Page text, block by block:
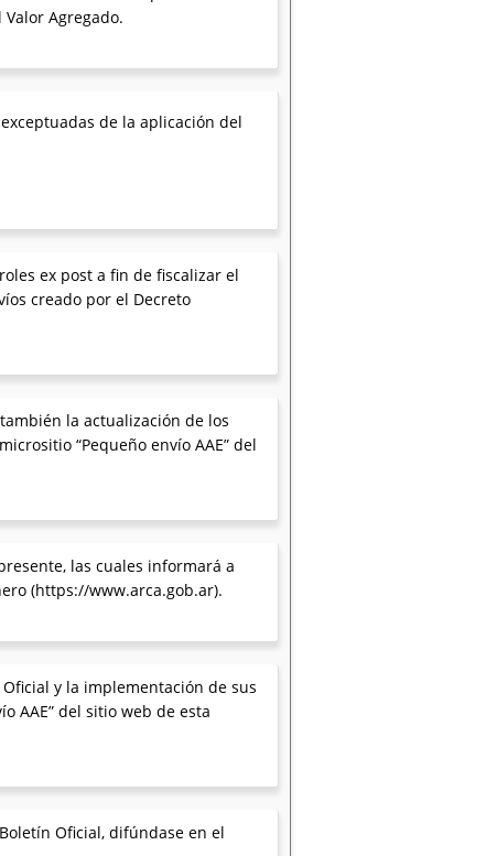
Agregado.
de la aplicación del
ex post a fin de fiscalizar el
creado por el Decreto
la actualización de los
“Pequeño envío AAE” del
las cuales informará a
(https://www.arca.gob.ar).
y la implementación de sus
AAE” del sitio web de esta
Oficial, difúndase en el